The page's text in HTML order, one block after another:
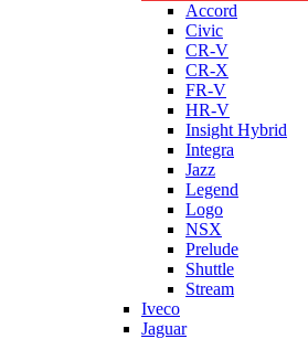
Accord
Civic
CR-V
CR-X
FR-V
HR-V
Insight Hybrid
Integra
Jazz
Legend
Logo
NSX
Prelude
Shuttle
Stream
Iveco
Jaguar